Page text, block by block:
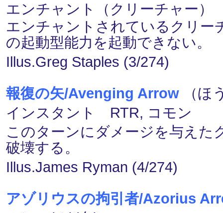
エンチャント（クリーチャー）
エンチャントされているクリー
の起動型能力を起動できない。
Illus.Greg Staples (3/274)
報復の矢/Avenging Arrow （ほ
インスタント RTR, コモン
このターンにダメージを与えた
破壊する。
Illus.James Ryman (4/274)
アゾリウスの拘引者/Azorius